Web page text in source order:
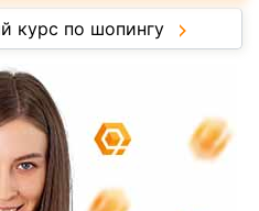
курс по шопингу